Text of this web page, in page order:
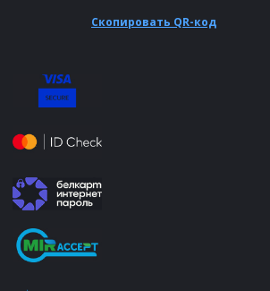
Скопировать QR-код